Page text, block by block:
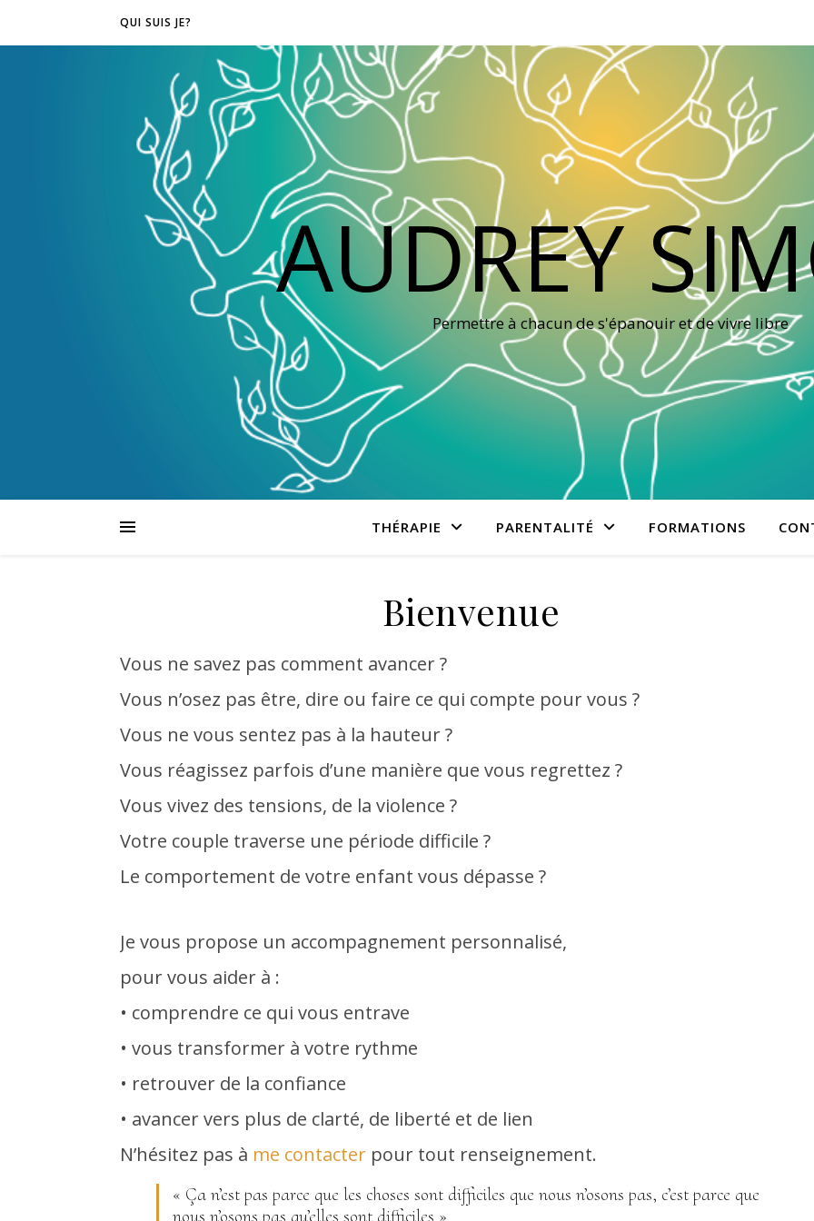
QUI SUIS JE?
AUDREY
Permettre à chacun de s'épanouir et de vivre libre
THÉRAPIE PARENTALITÉ FORMATIONS
Bienvenue
Vous ne savez pas comment avancer ?
Vous n’osez pas être, dire ou faire ce qui compte pour vous ?
Vous ne vous sentez pas à la hauteur ?
Vous réagissez parfois d’une manière que vous regrettez ?
Vous vivez des tensions, de la violence ?
Votre couple traverse une période difficile ?
Le comportement de votre enfant vous dépasse ?
Je vous propose un accompagnement personnalisé,
pour vous aider à :
• comprendre ce qui vous entrave
• vous transformer à votre rythme
• retrouver de la confiance
• avancer vers plus de clarté, de liberté et de lien
N’hésitez pas à me contacter pour tout renseignement.
« Ça n’est pas parce que les choses sont difficiles que nous n’osons pas, c’est parce que
nous n’osons pas qu’elles sont difficiles »